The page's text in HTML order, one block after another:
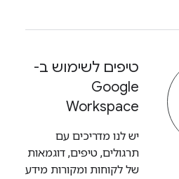
טיפים לשימוש ב-
Google
Workspace
יש לנו מדריכים עם
תרגולים, טיפים, דוגמאות
של לקוחות ומקורות מידע